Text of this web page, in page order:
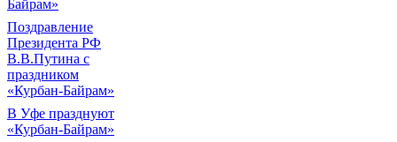
Байрам»
Поздравление
Президента РФ
В.В.Путина с
праздником
«Курбан-Байрам»
В Уфе празднуют
«Курбан-Байрам»